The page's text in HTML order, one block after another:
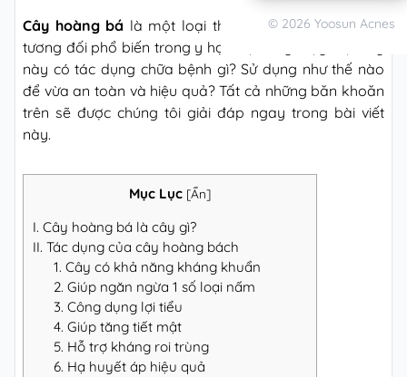
© 2026 Yoosun Acnes
Cây hoàng bá là một loại thảo dược được sử dụng
tương đối phổ biến trong y học hiện nay. Vậy loại cây
này có tác dụng chữa bệnh gì? Sử dụng như thế nào
để vừa an toàn và hiệu quả? Tất cả những băn khoăn
trên sẽ được chúng tôi giải đáp ngay trong bài viết
này.
Mục Lục [Ẩn]
I. Cây hoàng bá là cây gì?
II. Tác dụng của cây hoàng bách
1. Cây có khả năng kháng khuẩn
2. Giúp ngăn ngừa 1 số loại nấm
3. Công dụng lợi tiểu
4. Giúp tăng tiết mật
5. Hỗ trợ kháng roi trùng
6. Hạ huyết áp hiệu quả